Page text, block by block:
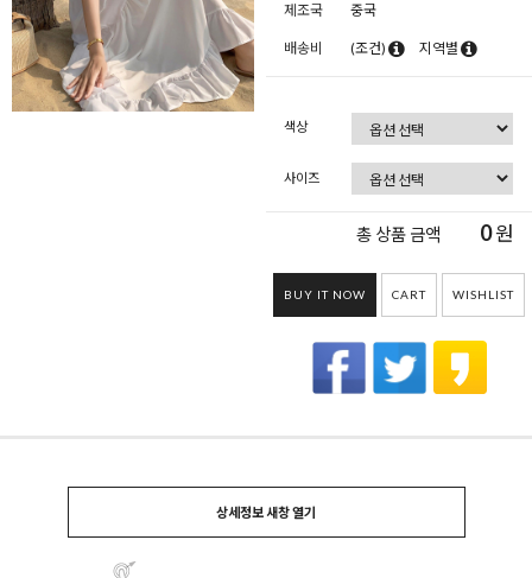
제조국 중국
배송비 (조건) 지역별
색상
사이즈
총 상품 금액 0원
BUY IT NOW CART WISHLIST
상세정보 새창 열기